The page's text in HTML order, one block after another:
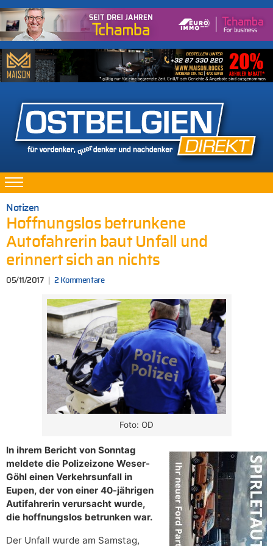
Notizen
Hoffnungslos betrunkene
Autofahrerin baut Unfall und
erinnert sich an nichts
05/11/2017 2 Kommentare
Foto: OD
In ihrem Bericht von Sonntag
meldete die Polizeizone Weser-
Göhl einen Verkehrsunfall in
Eupen, der von einer 40-jährigen
Autifahrerin verursacht wurde,
die hoffnungslos betrunken war.
Der Unfall wurde am Samstag,